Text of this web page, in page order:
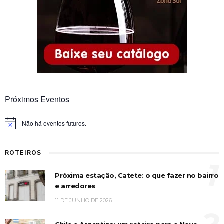
Próximos Eventos
Notice Não há eventos futuros.
ROTEIROS
Próxima estação, Catete: o que fazer no bairro
e arredores
11 DE JUNHO DE 2026
1